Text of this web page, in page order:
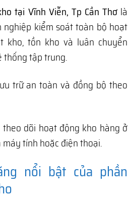
tại Vĩnh Viễn, Tp Cần Thơlà
nghiệp kiểm soát toàn bộ hoạt
kho, tồn kho và luân chuyển
thống tập trung.
trữ an toàn và đồng bộ theo
dõi hoạt động kho hàng ở
tính hoặc điện thoại.
nổi bật của phần